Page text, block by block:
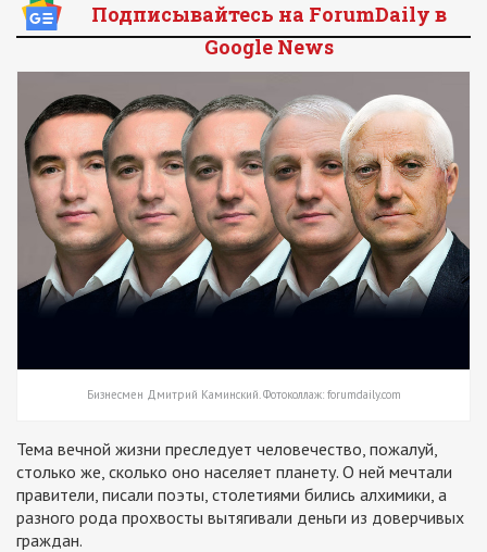
Подписывайтесь на ForumDaily в
Google News
Бизнесмен Дмитрий Каминский. Фотоколлаж: forumdaily.com
Тема вечной жизни преследует человечество, пожалуй,
столько же, сколько оно населяет планету. О ней мечтали
правители, писали поэты, столетиями бились алхимики, а
разного рода прохвосты вытягивали деньги из доверчивых
граждан.